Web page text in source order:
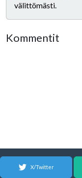
välittömästi.
Kommentit
X/Twitter